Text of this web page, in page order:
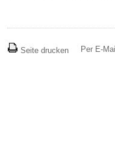
Seite drucken Per E-